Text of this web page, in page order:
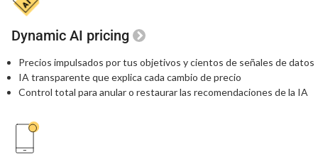
Dynamic AI pricing
Precios impulsados por tus objetivos y cientos de señales de datos
IA transparente que explica cada cambio de precio
Control total para anular o restaurarlas recomendaciones de la IA